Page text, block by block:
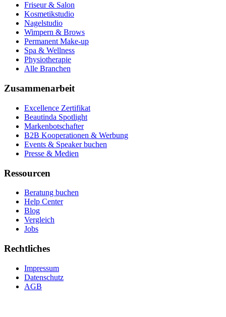
Friseur & Salon
Kosmetikstudio
Nagelstudio
Wimpern & Brows
Permanent Make-up
Spa & Wellness
Physiotherapie
Alle Branchen
Zusammenarbeit
Excellence Zertifikat
Beautinda Spotlight
Markenbotschafter
B2B Kooperationen & Werbung
Events & Speaker buchen
Presse & Medien
Ressourcen
Beratung buchen
Help Center
Blog
Vergleich
Jobs
Rechtliches
Impressum
Datenschutz
AGB